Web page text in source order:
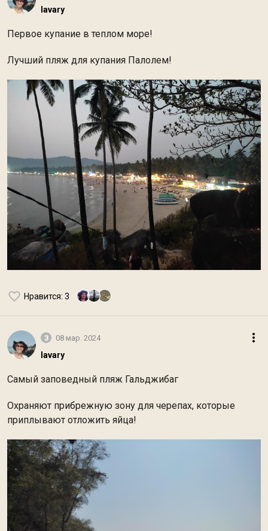
lavary
Первое купание в теплом море!
Лучший пляж для купания Палолем!
Нравится: 3
3 08 мар. 2024
lavary
Самый заповедный пляж Гальджибаг
Охраняют прибрежную зону для черепах, которые
приплывают отложить яйца!